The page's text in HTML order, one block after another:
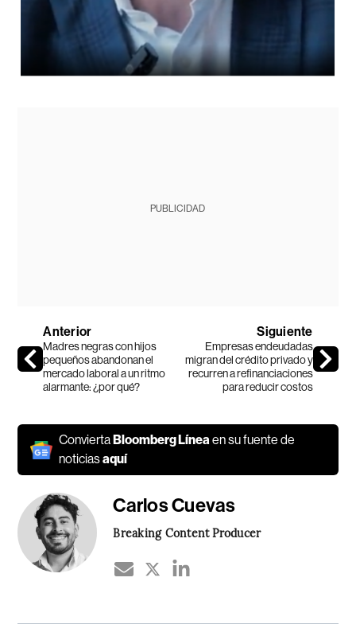
PUBLICIDAD
Anterior
Madres negras con hijos
pequeños abandonan el
mercado laboral a un ritmo
alarmante: ¿por qué?
Siguiente
Empresas endeudadas
migran del crédito privado y
recurren a refinanciaciones
para reducir costos
ConviertaBloomberg Líneaen su fuente de
noticiasaquí
Carlos Cuevas
Breaking Content Producer